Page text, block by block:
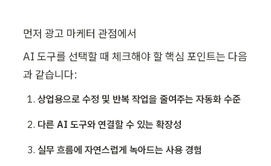
먼저 광고 마케터 관점에서
AI 도구를 선택할 때 체크해야 할 핵심 포인트는 다음
과 같습니다:
상업용으로 수정 및 반복 작업을 줄여주는 자동화 수준
다른 AI 도구와 연결할 수 있는 확장성
실무 흐름에 자연스럽게 녹아드는 사용 경험